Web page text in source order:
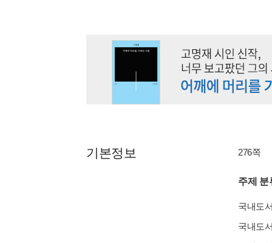
기본정보 276쪽
주제 분
국내도
국내도